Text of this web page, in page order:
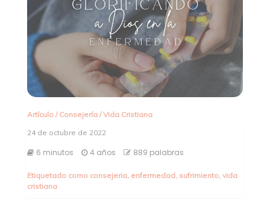
Artículo/ Consejería/Vida Cristiana
24 de octubre de 2022
6 minutos 4 años 889 palabras
Etiquetado como consejeria, enfermedad, sufrimiento, vida
cristiana